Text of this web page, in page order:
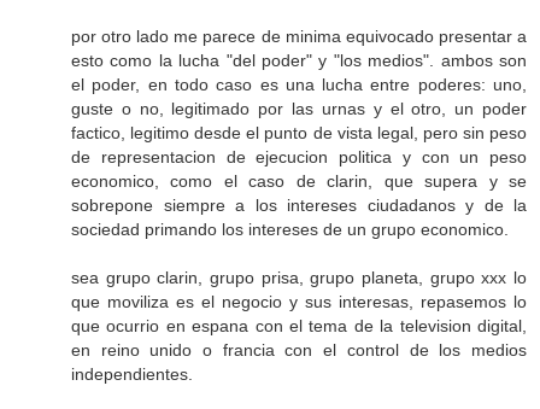
por otro lado me parece de minima equivocado presentar a
esto como la lucha "del poder" y "los medios". ambos son
el poder, en todo caso es una lucha entre poderes: uno,
guste o no, legitimado por las urnas y el otro, un poder
factico, legitimo desde el punto de vista legal, pero sin peso
de representacion de ejecucion politica y con un peso
economico, como el caso de clarin, que supera y se
sobrepone siempre a los intereses ciudadanos y de la
sociedad primando los intereses de un grupo economico.
sea grupo clarin, grupo prisa, grupo planeta, grupo xxx lo
que moviliza es el negocio y sus interesas, repasemos lo
que ocurrio en espana con el tema de la television digital,
en reino unido o francia con el control de los medios
independientes.